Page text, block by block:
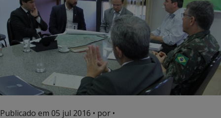
Publicado em 05 jul 2016 • por •